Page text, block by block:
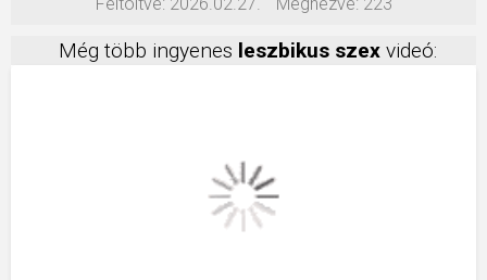
Még több ingyenes leszbikus szex videó: